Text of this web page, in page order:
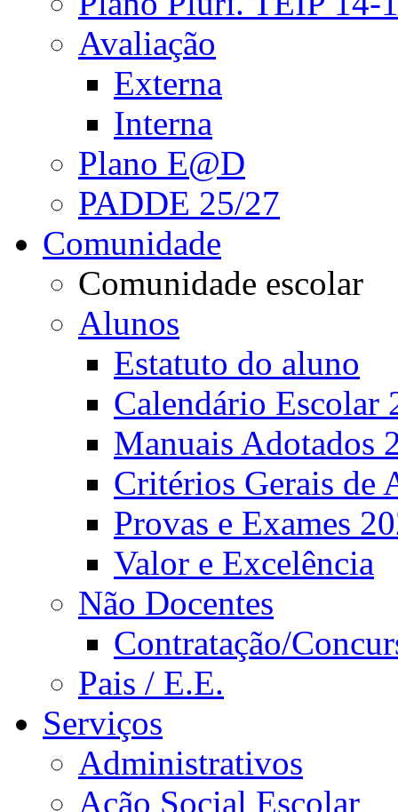
Avaliação
Externa
Interna
Plano E@D
PADDE 25/27
Comunidade
Comunidade escolar
Alunos
Estatuto do aluno
Calendário Escolar
Manuais Adotados
Critérios Gerais de
Provas e Exames
Valor e Excelência
Não Docentes
Contratação/
Pais / E.E.
Serviços
Administrativos
Ação Social Escolar